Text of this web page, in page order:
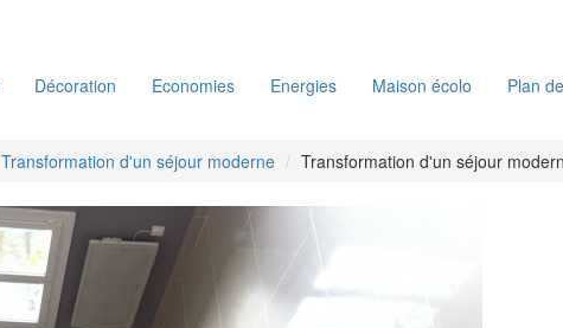
Décoration Economies Energies Maison écolo Plan
Transformation d'un séjour moderne Transformation d'un séjour